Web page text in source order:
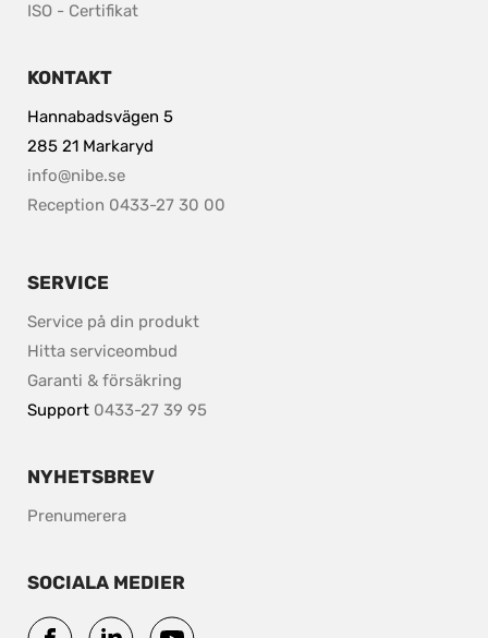
ISO - Certifikat
KONTAKT
Hannabadsvägen 5
285 21 Markaryd
info@nibe.se
Reception 0433-27 30 00
SERVICE
Service på din produkt
Hitta serviceombud
Garanti & försäkring
Support 0433-27 39 95
NYHETSBREV
Prenumerera
SOCIALA MEDIER